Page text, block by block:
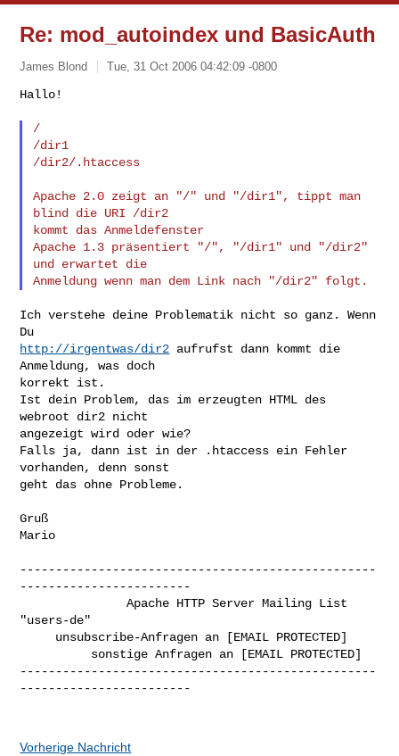
Re: mod_autoindex und BasicAuth
James Blond Tue, 31 Oct 2006 04:42:09 -0800
Hallo!
/
/dir1
/dir2/.htaccess
Apache 2.0 zeigt an "/" und "/dir1", tippt man
blind die URI /dir2
kommt das Anmeldefenster
Apache 1.3 präsentiert "/", "/dir1" und "/dir2"
und erwartet die
Ich verstehe deine Problematik nicht so ganz. Wenn
http://irgentwas/dir2 aufrufst dann kommt die
Anmeldung, was doch
korrekt ist.
Ist dein Problem, das im erzeugten HTML des
webroot dir2 nicht
angezeigt wird oder wie?
Falls ja, dann ist in der .htaccess ein Fehler
vorhanden, denn sonst
geht das ohne Probleme.
Gruß
Mario
--------------------------------------------------
------------------------
               Apache HTTP Server Mailing List
"users-de"
--------------------------------------------------
------------------------
Vorherige Nachricht